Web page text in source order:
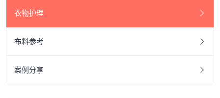
衣物护理
布料参考
案例分享